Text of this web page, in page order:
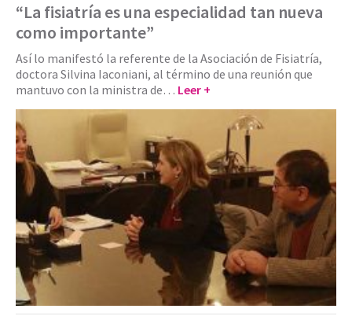
“La fisiatría es una especialidad tan nueva
como importante”
Así lo manifestó la referente de la Asociación de Fisiatría,
doctora Silvina Iaconiani, al término de una reunión que
mantuvo con la ministra de… Leer +